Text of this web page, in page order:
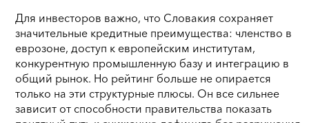
Для инвесторов важно, что Словакия сохраняет
значительные кредитные преимущества: членство в
еврозоне, доступ к европейским институтам,
конкурентную промышленную базу и интеграцию в
общий рынок. Но рейтинг больше не опирается
только на эти структурные плюсы. Он все сильнее
зависит от способности правительства показать